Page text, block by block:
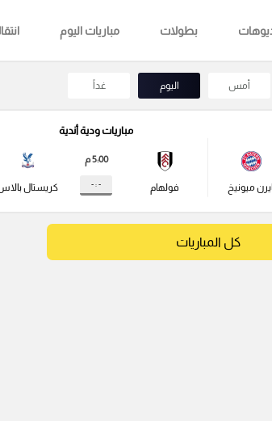
بطولات مباريات اليوم
أمس اليوم غداً
ميونيخ
مباريات ودية أندية
فولهام
5:00 م
- : - كريستال
كل المباريات